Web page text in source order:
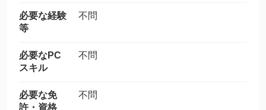
必要な経験
等
不問
必要なPC
スキル
不問
必要な免
許・資格
不問